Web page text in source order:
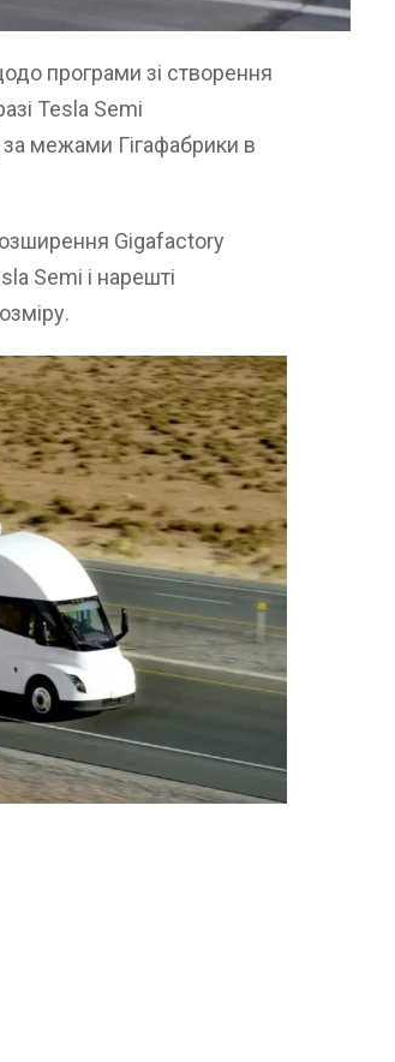
програми зі створення
Tesla Semi
межами Гігафабрики в
Gigafactory
Semi і нарешті